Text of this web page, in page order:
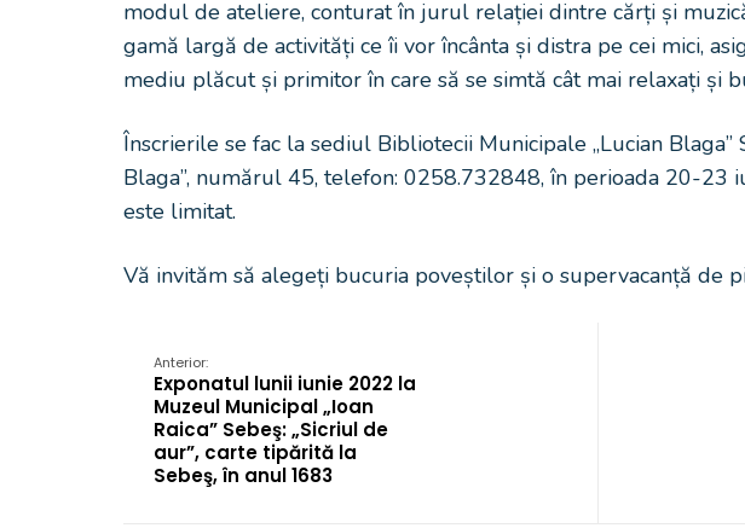
modul de ateliere, conturat în jurul relației dintre cărți și
gamă largă de activități ce îi vor încânta și distra pe cei mici,
mediu plăcut și primitor în care să se simtă cât mai relaxați și
Înscrierile se fac la sediul Bibliotecii Municipale „Lucian
Blaga”, numărul 45, telefon: 0258.732848, în perioada 20-
este limitat.
Vă invităm să alegeți bucuria poveștilor și o supervacanță de
Anterior:
Exponatul lunii iunie 2022 la
Muzeul Municipal „Ioan
Raica” Sebeş: „Sicriul de
aur”, carte tipărită la
Sebeş, în anul 1683